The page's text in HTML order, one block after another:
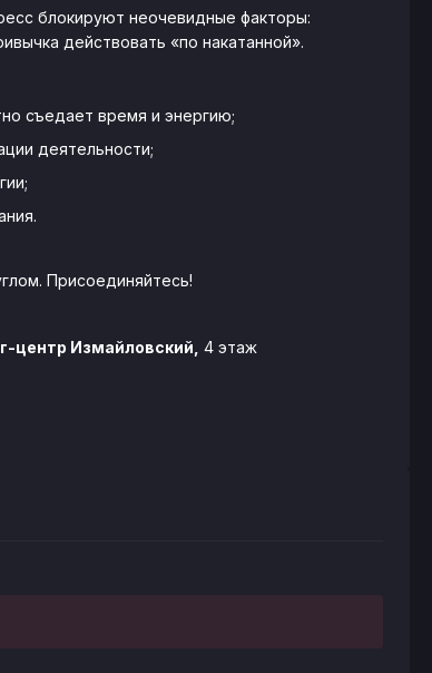
блокируют неочевидные факторы:
действовать «по накатанной».
съедает время и энергию;
деятельности;
Присоединяйтесь!
центр Измайловский, 4 этаж